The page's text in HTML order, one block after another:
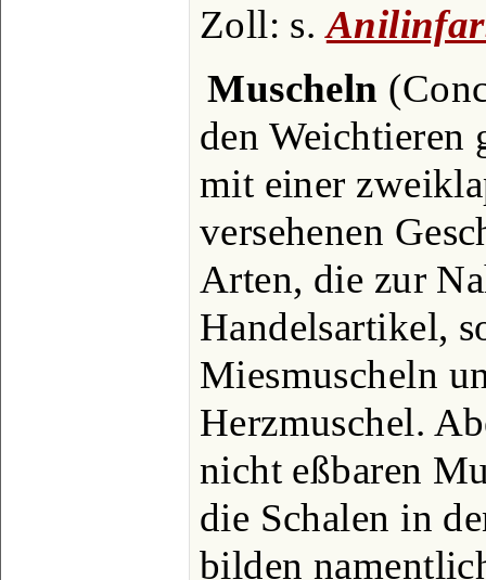
Zoll: s.
Muscheln
den Weichtieren
mit einer
versehenen
Arten, die zur
Handelsartikel,
Miesmuscheln
Herzmuschel.
nicht eßbaren
die Schalen in
bilden